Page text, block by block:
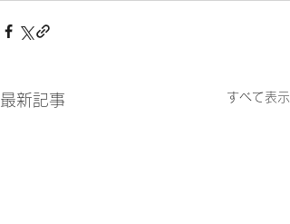
最新記事 すべて表示